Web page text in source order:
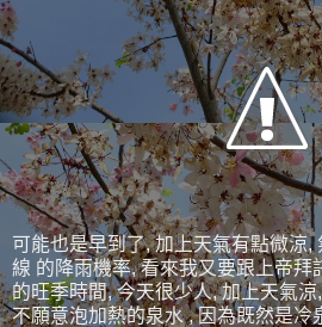
可能也是早到了, 加上天氣有點微涼,
線 的降雨機率, 看來我又要跟上帝拜
的旺季時間, 今天很少人, 加上天氣
不願意泡加熱的泉水 , 因為既然是冷